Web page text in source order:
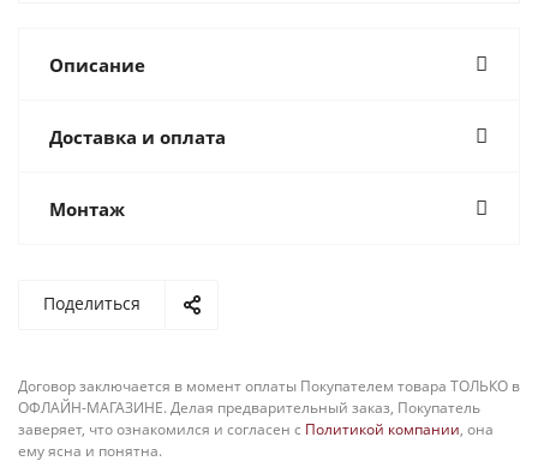
Описание
Доставка и оплата
Монтаж
Поделиться
Договор заключается в момент оплаты Покупателем товара ТОЛЬКО в
ОФЛАЙН-МАГАЗИНЕ. Делая предварительный заказ, Покупатель
заверяет, что ознакомился и согласен с Политикой компании, она
ему ясна и понятна.